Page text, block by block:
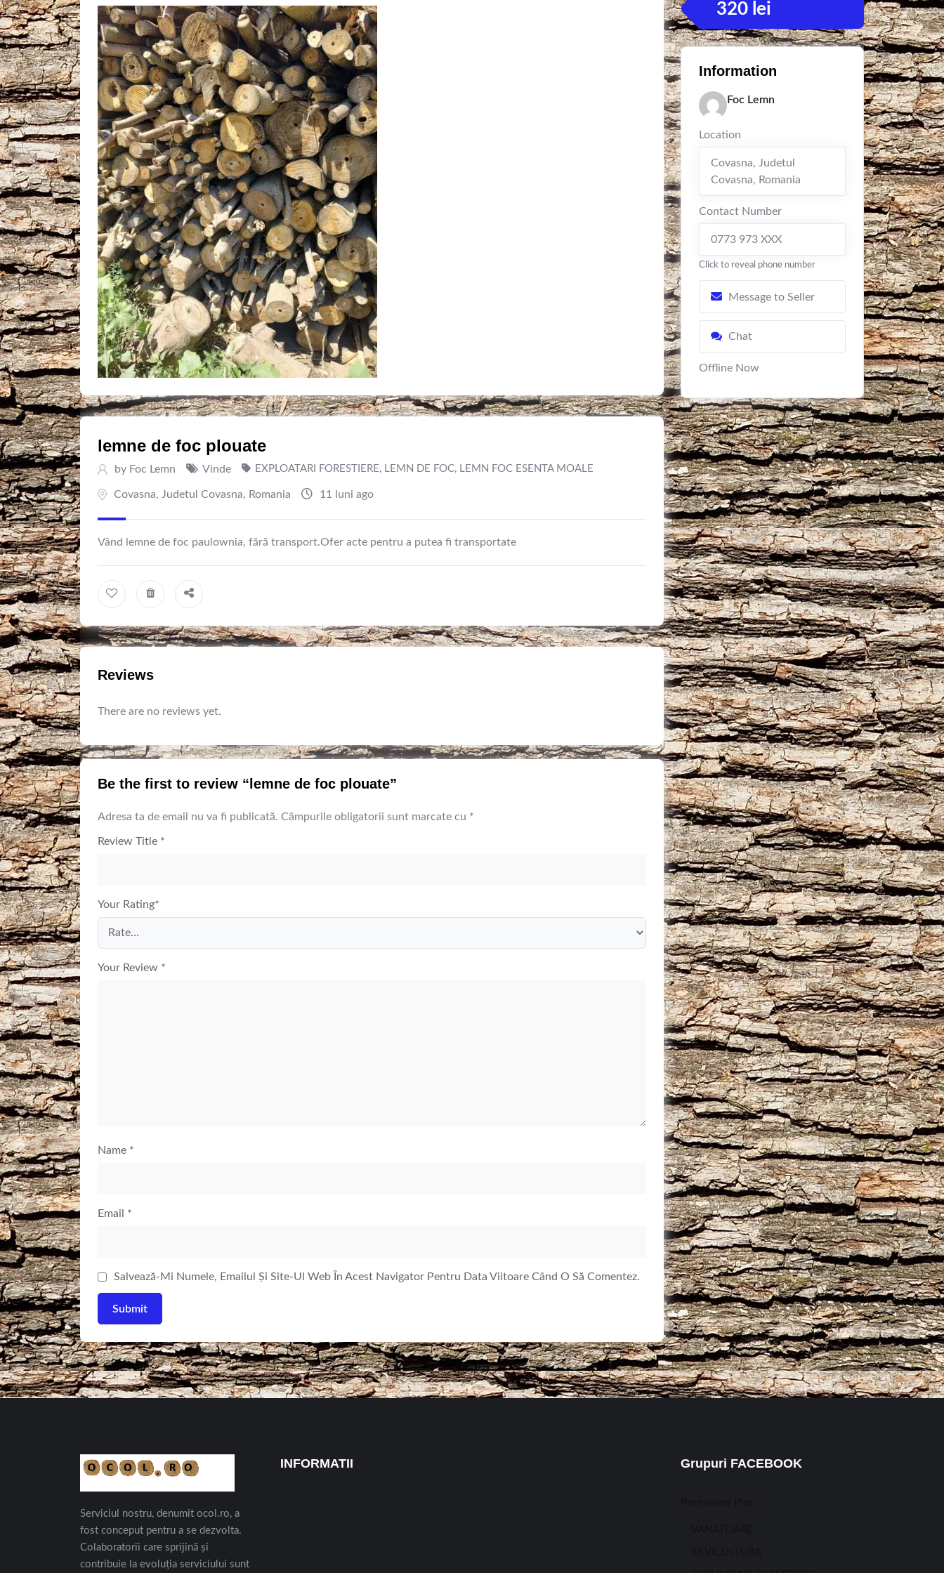
lemne de foc plouate
by Foc Lemn Vinde EXPLOATARI FORESTIERE, LEMN DE FOC, LEMN FOC ESENTA MOALE
Covasna, Judetul Covasna, Romania 11 luni ago
Vând lemne de foc paulownia, fără transport.Ofer acte pentru a putea fi transportate
Reviews
There are no reviews yet.
Be the first to review “lemne de foc plouate”
Adresa ta de email nu va fi publicată. Câmpurile obligatorii sunt marcate cu *
Review Title *
Your Rating*
Your Review *
Name *
Email *
Salvează-Mi Numele, Emailul Și Site-Ul Web În Acest Navigator Pentru Data Viitoare Când O Să Comentez.
320 lei
Information
Foc Lemn
Location
Covasna, Judetul
Covasna, Romania
Contact Number
0773 973 XXX
Click to reveal phone number
Message to Seller
Chat
Offline Now
Serviciul nostru, denumit ocol.ro, a
fost conceput pentru a se dezvolta.
Colaboratorii care sprijină și
contribuie la evoluția serviciului sunt
INFORMATII Grupuri FACEBOOK